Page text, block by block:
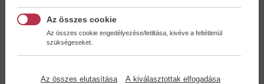
A legelőnyösebb postaköltséggel
Önnek semmiféle kötelezettsége a Családi
Az összes cookie
Az összes cookie engedélyezése/letiltása, kivéve a feltétlenül
szükségeseket.
Az összes elutasítása A kiválasztottak elfogadása